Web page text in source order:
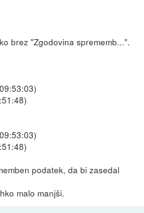
brez "Zgodovina sprememb...".
podatek, da bi zasedal
malo manjši.